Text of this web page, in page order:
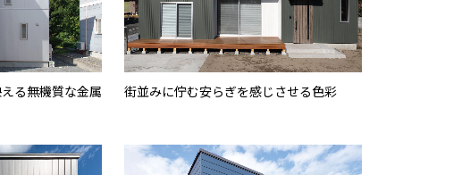
る無機質な金属
街並みに佇む安らぎを感じさせる色彩